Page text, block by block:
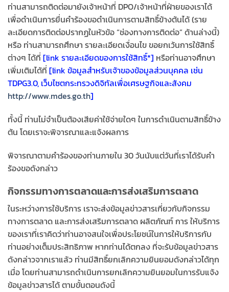
ท่านสามารถติดต่อมายังเจ้าหน้าที่ DPO/เจ้าหน้าที่ฝ่ายของเราได้
เพื่อดำเนินการยื่นคำร้องขอดำเนินการตามสิทธิ์ข้างต้นได้ (ราย
ละเอียดการติดต่อปรากฏในหัวข้อ “ช่องทางการติดต่อ” ด้านล่างนี้)
หรือ ท่านสามารถศึกษา รายละเอียดเงื่อนไข ขอยกเว้นการใช้สิทธิ์
ต่างๆ ได้ที่ [link รายละเอียดของการใช้สิทธิ์*] หรือท่านอาจศึกษา
เพิ่มเติมได้ที่ [link ข้อมูลสำหรับเจ้าของข้อมูลส่วนบุคคล เช่น
TDPG3.0, เว็บไซตกระทรวงดิจิทัลเพื่อเศรษฐกิจและสังคม
http://www.mdes.go.th]
ทั้งนี้ ท่านไม่จำเป็นต้องเสียค่าใช้จ่ายใดๆ ในการดำเนินตามสิทธิ์ข้าง
ต้น โดยเราจะพิจารณาและแจ้งผลการ
พิจารณาตามคำร้องของท่านภายใน 30 วันนับแต่วันที่เราได้รับคำ
ร้องขอดังกล่าว
กิจกรรมทางการตลาดและการส่งเสริมการตลาด
ในระหว่างการใช้บริการ เราจะส่งข้อมูลข่าวสารเกี่ยวกับกิจกรรม
ทางการตลาด และการส่งเสริมการตลาด ผลิตภัณฑ์ การ ให้บริการ
ของเราที่เราคิดว่าท่านอาจสนใจเพื่อประโยชน์ในการให้บริการกับ
ท่านอย่างเต็มประสิทธิภาพ หากท่านได้ตกลง ที่จะรับข้อมูลข่าวสาร
ดังกล่าวจากเราแล้ว ท่านมีสิทธิ์ยกเลิกความยินยอมดังกล่าวได้ทุก
เมื่อ โดยท่านสามารถดำเนินการยกเลิกความยินยอมในการรับแจ้ง
ข้อมูลข่าวสารได้ ตามขั้นตอนดังนี้